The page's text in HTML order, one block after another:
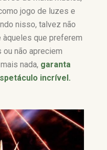
jogo de luzes e
nisso, talvez não
àqueles que preferem
não apreciem
nada, garanta
incrível.